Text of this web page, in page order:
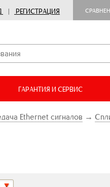
| РЕГИСТРАЦИЯ
ГАРАНТИЯ И СЕРВИС
Ethernet сигналов →